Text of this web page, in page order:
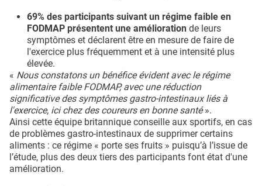
69% des participants suivant un régime faible en
FODMAP présentent une amélioration de leurs
symptômes et déclarent être en mesure de faire de
l'exercice plus fréquemment et à une intensité plus
élevée.
« Nous constatons un bénéfice évident avec le régime
alimentaire faible FODMAP, avec une réduction
significative des symptômes gastro-intestinaux liés à
l'exercice, ici chez des coureurs en bonne santé».
Ainsi cette équipe britannique conseille aux sportifs, en cas
de problèmes gastro-intestinaux de supprimer certains
aliments : ce régime « porte ses fruits » puisqu’à l’issue de
l’étude, plus des deux tiers des participants font état d'une
amélioration.